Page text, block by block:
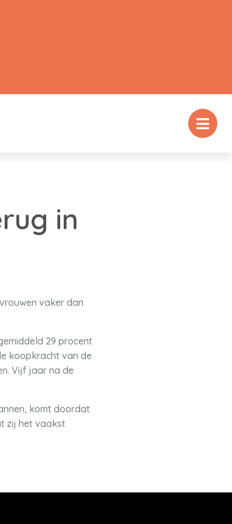
in
vaker dan
29 procent
koopkracht van de
Vijf jaar na de
komt doordat
zij het vaakst